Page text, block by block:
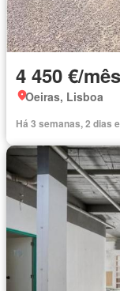
4 450 €/mês
Oeiras, Lisboa
Há 3 semanas, 2 dias